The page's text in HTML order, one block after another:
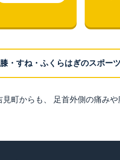
膝・すね・ふくらはぎのスポー
町からも、 足首外側の痛み